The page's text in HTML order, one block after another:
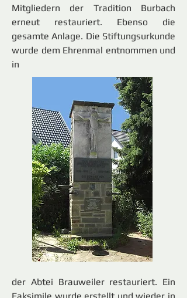
Mitgliedern der Tradition Burbach
erneut restauriert. Ebenso die
gesamte Anlage. Die Stiftungsurkunde
wurde dem Ehrenmal entnommen und
in
der Abtei Brauweiler restauriert. Ein